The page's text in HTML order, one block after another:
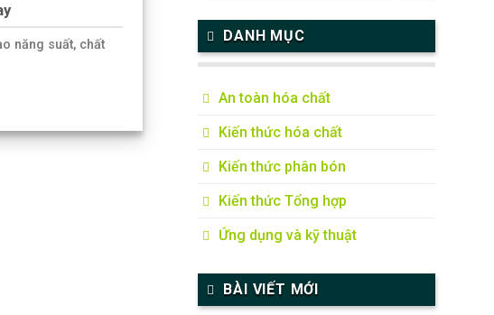
năng suất, chất
DANH MỤC
An toàn hóa chất
Kiến thức hóa chất
Kiến thức phân bón
Kiến thức Tổng hợp
Ứng dụng và kỹ thuật
BÀI VIẾT MỚI